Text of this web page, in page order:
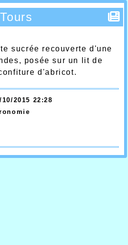
sucrée recouverte d'une
posée sur un lit de
d'abricot.
10/2015 22:28